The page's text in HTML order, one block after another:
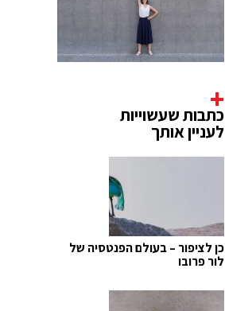
כתבות שעשוייות
לעניין אותך
כן לציפור – בעולם הפנטסיה של
לור פרובו